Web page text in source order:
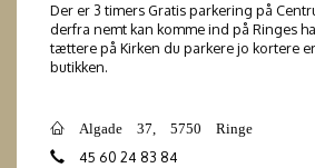
Der er 3 timers Gratis parkering på
derfra nemt kan komme ind på Ringes
tættere på Kirken du parkere jo kortere
butikken.
Algade 37, 5750 Ringe
45 60 24 83 84